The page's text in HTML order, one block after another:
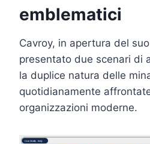
emblematici
Cavroy, in apertura del
presentato due scenari di
la duplice natura delle
quotidianamente
organizzazioni moderne.